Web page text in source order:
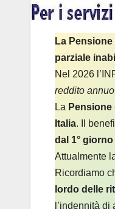
La
parziale
Nel 2026
reddito
La
Italia. Il
dal 1°
Attualmente
Ricordiamo
lordo delle
l’indennità